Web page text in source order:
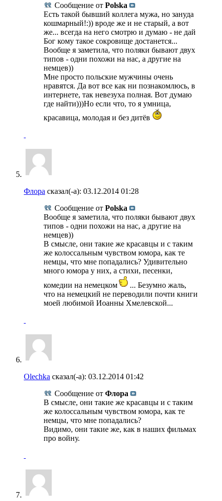
Сообщение от Polska
Есть такой бывший коллега мужа, но зануда
кошмарный!:)) вроде же и не старый, а вот
же... всегда на него смотрю и думаю - не дай
Бог кому такое сокровище достанется...
Вообще я заметила, что поляки бывают двух
типов - одни похожи на нас, а другие на
немцев))
Мне просто польские мужчины очень
нравятся. Да вот все как ни познакомлюсь, в
интернете, так невезуха полная. Вот думаю
где найти)))Но если что, то я умница,
красавица, молодая и без дитёв
Флора сказал(-а): 03.12.2014 01:28
Сообщение от Polska
Вообще я заметила, что поляки бывают двух
типов - одни похожи на нас, а другие на
немцев))
В смысле, они такие же красавцы и с таким
же колоссальным чувством юмора, как те
немцы, что мне попадались? Удивительно
много юмора у них, а стихи, песенки,
комедии на немецком
... Безумно жаль,
что на немецкий не переводили почти книги
моей любимой Иоанны Хмелевской...
Olechka сказал(-а): 03.12.2014 01:42
Сообщение от Флора
В смысле, они такие же красавцы и с таким
же колоссальным чувством юмора, как те
немцы, что мне попадались?
Видимо, они такие же, как в наших фильмах
про войну.